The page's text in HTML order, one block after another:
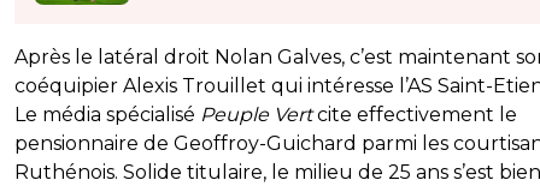
Après le latéral droit Nolan Galves, c’est maintenant
coéquipier Alexis Trouillet qui intéresse l’AS Saint-
Le média spécialisé Peuple Vertcite effectivement le
pensionnaire de Geoffroy-Guichard parmi les
Ruthénois. Solide titulaire, le milieu de 25 ans s’est bien